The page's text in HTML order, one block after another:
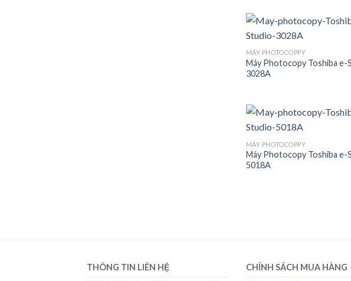
MÁY PHOTOCOPPY
Máy Photocopy Toshiba e-
3028A
MÁY PHOTOCOPPY
Máy Photocopy Toshiba e-
5018A
THÔNG TIN LIÊN HỆ
CHÍNH SÁCH MUA HÀNG